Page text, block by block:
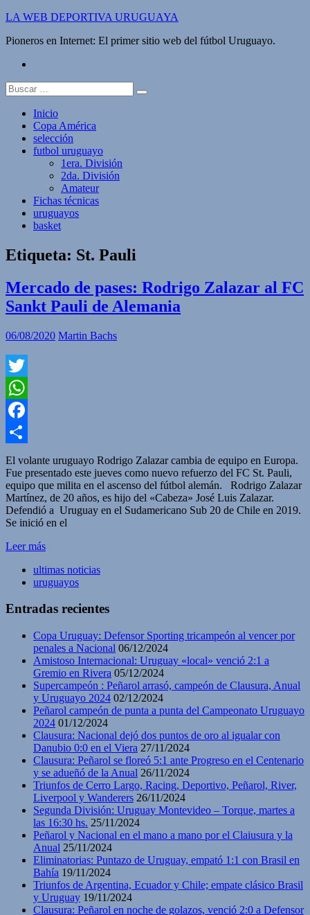
Saltar
contenido
LA WEB DEPORTIVA URUGUAYA
Pioneros en Internet: El primer sitio web del fútbol Uruguayo.
Buscar:
Inicio
Copa América
selección
futbol uruguayo
1era. División
2da. División
Amateur
Fichas técnicas
uruguayos
basket
Etiqueta: St. Pauli
Mercado de pases: Rodrigo Zalazar al FC
Sankt Pauli de Alemania
06/08/2020 Martin Bachs
Twitter
WhatsApp
Facebook
Compartir
El volante uruguayo Rodrigo Zalazar cambia de equipo en Europa.
Fue presentado este jueves como nuevo refuerzo del FC St. Pauli,
equipo que milita en el ascenso del fútbol alemán. Rodrigo Zalazar
Martínez, de 20 años, es hijo del «Cabeza» José Luis Zalazar.
Defendió a Uruguay en el Sudamericano Sub 20 de Chile en 2019.
Se inició en el
Leer más
ultimas noticias
uruguayos
Entradas recientes
Copa Uruguay: Defensor Sporting tricampeón al vencer por
penales a Nacional 06/12/2024
Amistoso Internacional: Uruguay «local» venció 2:1 a
Gremio en Rivera 05/12/2024
Supercampeón : Peñarol arrasó, campeón de Clausura, Anual
y Uruguayo 2024 02/12/2024
Peñarol campeón de punta a punta del Campeonato Uruguayo
2024 01/12/2024
Clausura: Nacional dejó dos puntos de oro al igualar con
Danubio 0:0 en el Viera 27/11/2024
Clausura: Peñarol se floreó 5:1 ante Progreso en el Centenario
y se adueñó de la Anual 26/11/2024
Triunfos de Cerro Largo, Racing, Deportivo, Peñarol, River,
Liverpool y Wanderers 26/11/2024
Segunda División: Uruguay Montevideo – Torque, martes a
las 16:30 hs. 25/11/2024
Peñarol y Nacional en el mano a mano por el Claiusura y la
Anual 25/11/2024
Eliminatorias: Puntazo de Uruguay, empató 1:1 con Brasil en
Bahía 19/11/2024
Triunfos de Argentina, Ecuador y Chile; empate clásico Brasil
y Uruguay 19/11/2024
Clausura: Peñarol en noche de golazos, venció 2:0 a Defensor